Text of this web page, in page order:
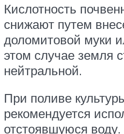
Кислотность
снижают путем
доломитовой муки
этом случае земля
нейтральной.
При поливе
рекомендуется
отстоявшуюся